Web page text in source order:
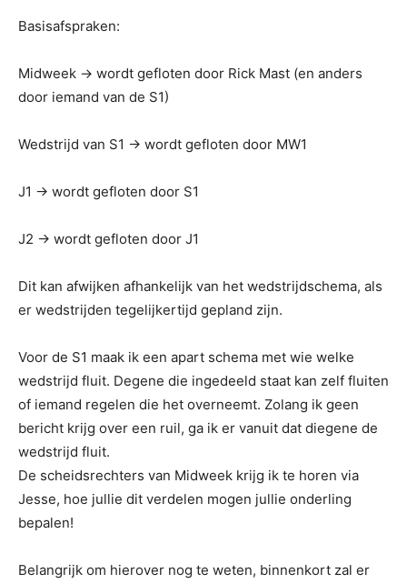
Basisafspraken:
Midweek → wordt gefloten door Rick Mast (en anders
door iemand van de S1)
Wedstrijd van S1 → wordt gefloten door MW1
J1 → wordt gefloten door S1
J2 → wordt gefloten door J1
Dit kan afwijken afhankelijk van het wedstrijdschema, als
er wedstrijden tegelijkertijd gepland zijn.
Voor de S1 maak ik een apart schema met wie welke
wedstrijd fluit. Degene die ingedeeld staat kan zelf fluiten
of iemand regelen die het overneemt. Zolang ik geen
bericht krijg over een ruil, ga ik er vanuit dat diegene de
wedstrijd fluit.
De scheidsrechters van Midweek krijg ik te horen via
Jesse, hoe jullie dit verdelen mogen jullie onderling
bepalen!
Belangrijk om hierover nog te weten, binnenkort zal er